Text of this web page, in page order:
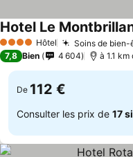
4 Étoiles Hôtel Soins de bien-
Hotel Le
7,8 Bien 4 604 à 1.1
De 112 €
Consulter les prix de 17